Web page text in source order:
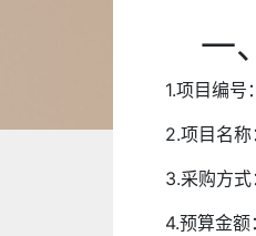
一
1.项目编
2.项目名
3.采购方式
4.预算金